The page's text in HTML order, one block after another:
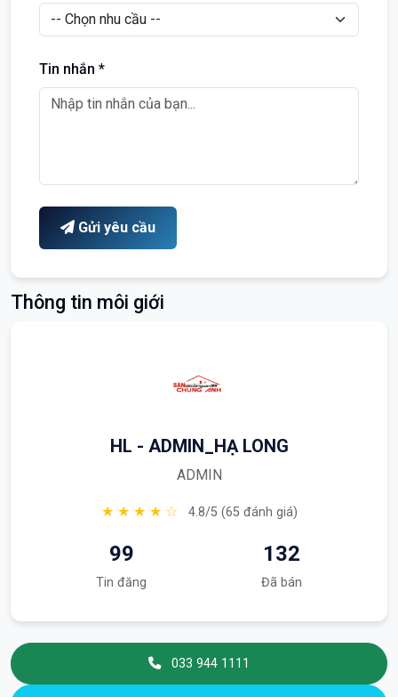
Tin nhắn *
Gửi yêu cầu
Thông tin môi giới
HL - ADMIN_HẠ LONG
ADMIN
★ ★ ★ ★ ☆ 4.8/5 (65 đánh giá)
99
Tin đăng
132
Đã bán
033 944 1111